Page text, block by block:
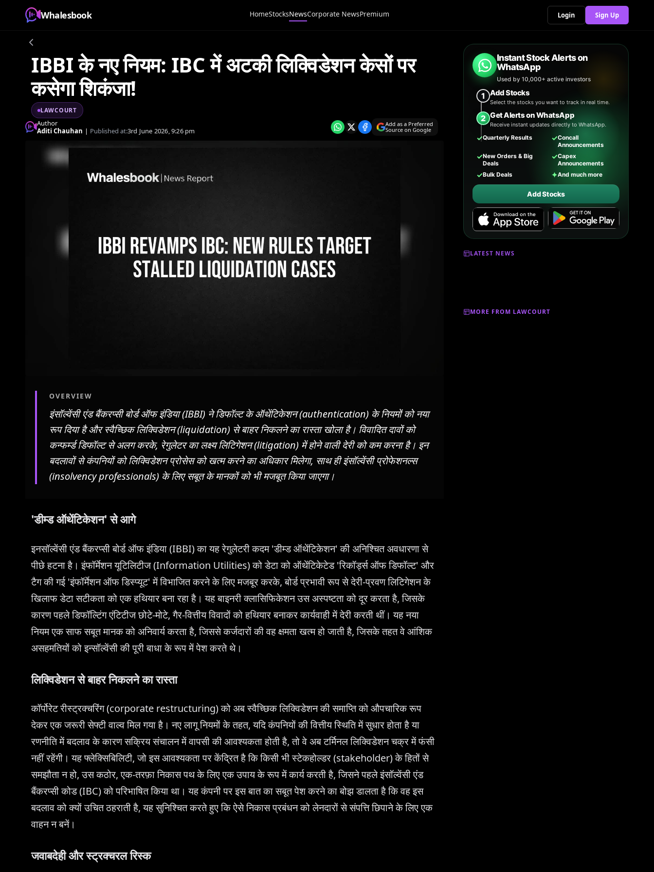
Whalesbook HomeStocksNewsCorporate NewsPremium Login Sign Up
IBBI के नए नियम: IBC में अटकी लिक्विडेशन केसों पर
कसेगा शिकंजा!
LAWCOURT
Author
Aditi Chauhan | Published at:3rd June 2026, 9:26 pm
Add as a Preferred
Source on Google
OVERVIEW
इंसॉल्वेंसी एंड बैंकरप्सी बोर्ड ऑफ इंडिया (IBBI) ने डिफॉल्ट के ऑथेंटिकेशन (authentication) के नियमों को नया
रूप दिया है और स्वैच्छिक लिक्विडेशन (liquidation) से बाहर निकलने का रास्ता खोला है। विवादित दावों को
कन्फर्म्ड डिफॉल्ट से अलग करके, रेगुलेटर का लक्ष्य लिटिगेशन (litigation) में होने वाली देरी को कम करना है। इन
बदलावों से कंपनियों को लिक्विडेशन प्रोसेस को खत्म करने का अधिकार मिलेगा, साथ ही इंसॉल्वेंसी प्रोफेशनल्स
(insolvency professionals) के लिए सबूत के मानकों को भी मजबूत किया जाएगा।
'डीम्ड ऑथेंटिकेशन' से आगे
इनसॉल्वेंसी एंड बैंकरप्सी बोर्ड ऑफ इंडिया (IBBI) का यह रेगुलेटरी कदम 'डीम्ड ऑथेंटिकेशन' की अनिश्चित अवधारणा से
पीछे हटना है। इंफॉर्मेशन यूटिलिटीज (Information Utilities) को डेटा को ऑथेंटिकेटेड 'रिकॉर्ड्स ऑफ डिफॉल्ट' और
टैग की गई 'इंफॉर्मेशन ऑफ डिस्प्यूट' में विभाजित करने के लिए मजबूर करके, बोर्ड प्रभावी रूप से देरी-प्रवण लिटिगेशन के
खिलाफ डेटा सटीकता को एक हथियार बना रहा है। यह बाइनरी क्लासिफिकेशन उस अस्पष्टता को दूर करता है, जिसके
कारण पहले डिफॉल्टिंग एंटिटीज छोटे-मोटे, गैर-वित्तीय विवादों को हथियार बनाकर कार्यवाही में देरी करती थीं। यह नया
नियम एक साफ सबूत मानक को अनिवार्य करता है, जिससे कर्जदारों की वह क्षमता खत्म हो जाती है, जिसके तहत वे आंशिक
असहमतियों को इन्सॉल्वेंसी की पूरी बाधा के रूप में पेश करते थे।
लिक्विडेशन से बाहर निकलने का रास्ता
कॉर्पोरेट रीस्ट्रक्चरिंग (corporate restructuring) को अब स्वैच्छिक लिक्विडेशन की समाप्ति को औपचारिक रूप
देकर एक जरूरी सेफ्टी वाल्व मिल गया है। नए लागू नियमों के तहत, यदि कंपनियों की वित्तीय स्थिति में सुधार होता है या
रणनीति में बदलाव के कारण सक्रिय संचालन में वापसी की आवश्यकता होती है, तो वे अब टर्मिनल लिक्विडेशन चक्र में फंसी
नहीं रहेंगी। यह फ्लेक्सिबिलिटी, जो इस आवश्यकता पर केंद्रित है कि किसी भी स्टेकहोल्डर (stakeholder) के हितों से
समझौता न हो, उस कठोर, एक-तरफ़ा निकास पथ के लिए एक उपाय के रूप में कार्य करती है, जिसने पहले इंसॉल्वेंसी एंड
बैंकरप्सी कोड (IBC) को परिभाषित किया था। यह कंपनी पर इस बात का सबूत पेश करने का बोझ डालता है कि वह इस
बदलाव को क्यों उचित ठहराती है, यह सुनिश्चित करते हुए कि ऐसे निकास प्रबंधन को लेनदारों से संपत्ति छिपाने के लिए एक
वाहन न बनें।
जवाबदेही और स्ट्रक्चरल रिस्क
Instant Stock Alerts on
WhatsApp
Used by 10,000+ active investors
1 Add Stocks
Select the stocks you want to track in real time.
2 Get Alerts on WhatsApp
Receive instant updates directly to WhatsApp.
✓Quarterly Results ✓Concall
Announcements
✓New Orders & Big
Deals
✓Capex
Announcements
✓Bulk Deals ✦And much more
Add Stocks
LATEST NEWS
MORE FROM LAWCOURT